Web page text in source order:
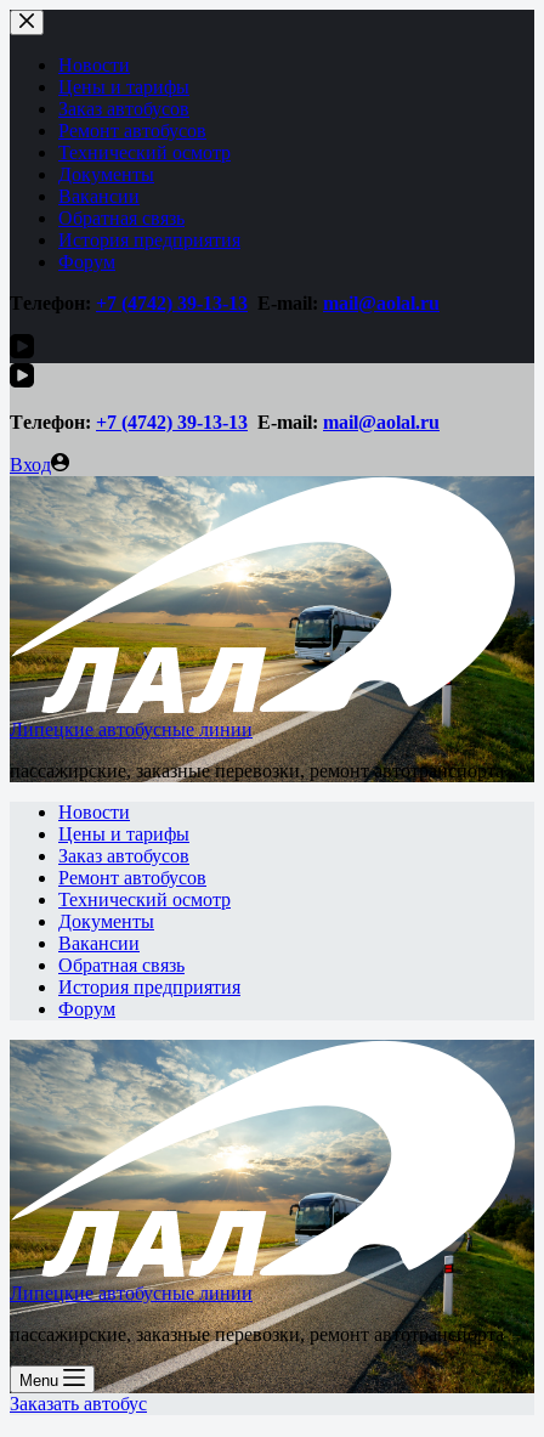
Перейти
к
сути
Новости
Цены и тарифы
Заказ автобусов
Ремонт автобусов
Технический осмотр
Документы
Вакансии
Обратная связь
История предприятия
Форум
Tелефон: +7 (4742) 39-13-13 E-mail: mail@aolal.ru
Tелефон: +7 (4742) 39-13-13 E-mail: mail@aolal.ru
Вход
Липецкие автобусные линии
пассажирские, заказные перевозки, ремонт автотранспорта
Новости
Цены и тарифы
Заказ автобусов
Ремонт автобусов
Технический осмотр
Документы
Вакансии
Обратная связь
История предприятия
Форум
Липецкие автобусные линии
пассажирские, заказные перевозки, ремонт автотранспорта
Menu
Заказать автобус